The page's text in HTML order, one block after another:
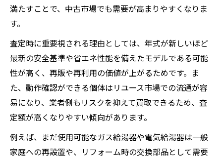
満たすことで、中古市場でも需要が高まりやすくなりま
す。
査定時に重要視される理由としては、年式が新しいほど
最新の安全基準や省エネ性能を備えたモデルである可能
性が高く、再販や再利用の価値が上がるためです。ま
た、動作確認ができる個体はリユース市場での流通が容
易になり、業者側もリスクを抑えて買取できるため、査
定額が高くなりやすい傾向があります。
例えば、まだ使用可能なガス給湯器や電気給湯器は一般
家庭への再設置や、リフォーム時の交換部品として需要